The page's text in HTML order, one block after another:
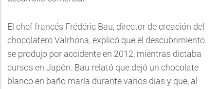
El chef francés Frédéric Bau, director de creación del
chocolatero Valrhona, explicó que el descubrimiento
se produjo por accidente en 2012, mientras dictaba
cursos en Japón. Bau relató que dejó un chocolate
blanco en baño maría durante varios días y que, al